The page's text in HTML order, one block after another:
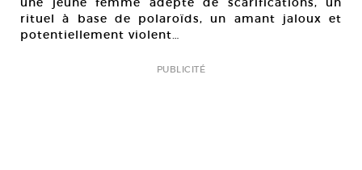
rituel à base de polaroïds, un amant jaloux et
potentiellement violent…
PUBLICITÉ